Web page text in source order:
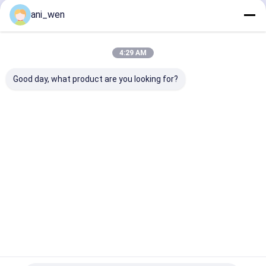
profils en aluminium d'extrusion
Disque à chaleur en céramique
ani_wen
4:29 AM
Good day, what product are you looking for?